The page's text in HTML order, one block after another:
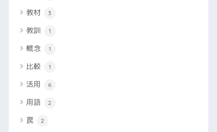
教材 3
教訓 1
概念 1
比較 1
活用 6
用語 2
罠 2